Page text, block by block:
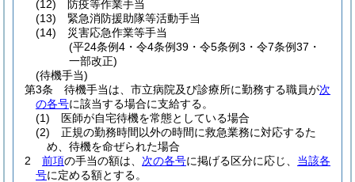
(12)
防疫等作業手当
(13)
緊急消防援助隊等活動手当
(14)
災害応急作業等手当
(平24条例4・令4条例39・令5条例3・令7条例37・
一部改正)
(待機手当)
第3条
待機手当は、市立病院及び診療所に勤務する職員が次
の各号に該当する場合に支給する。
(1)
医師が自宅待機を常態としている場合
(2)
正規の勤務時間以外の時間に救急業務に対応するた
め、待機を命ぜられた場合
2
前項の手当の額は、 次の各号に掲げる区分に応じ、 当該各
号に定める額とする。